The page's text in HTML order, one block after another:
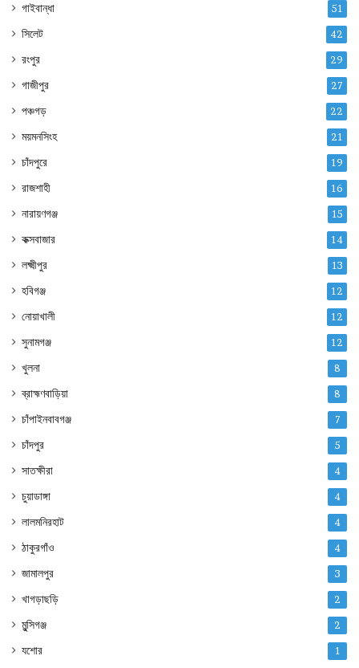
গাইবান্ধা 51
সিলেট 42
রংপুর 29
গাজীপুর 27
পঞ্চগড় 22
ময়মনসিংহ 21
চাঁদপুরে 19
রাজশাহী 16
নারায়ণগঞ্জ 15
কক্সবাজার 14
লক্ষ্মীপুর 13
হবিগঞ্জ 12
নোয়াখালী 12
সুনামগঞ্জ 12
খুলনা 8
ব্রাহ্মণবাড়িয়া 8
চাঁপাইনবাবগঞ্জ 7
চাঁদপুর 5
সাতক্ষীরা 4
চুয়াডাঙ্গা 4
লালমনিরহাট 4
ঠাকুরগাঁও 4
জামালপুর 3
খাগড়াছড়ি 2
মুন্সিগঞ্জ 2
যশোর 1